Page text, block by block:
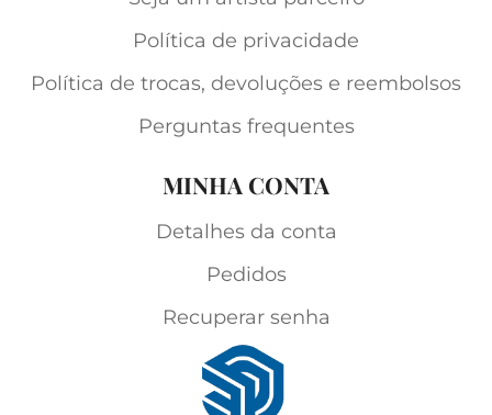
Política de privacidade
Política de trocas, devoluções e reembolsos
Perguntas frequentes
MINHA CONTA
Detalhes da conta
Pedidos
Recuperar senha